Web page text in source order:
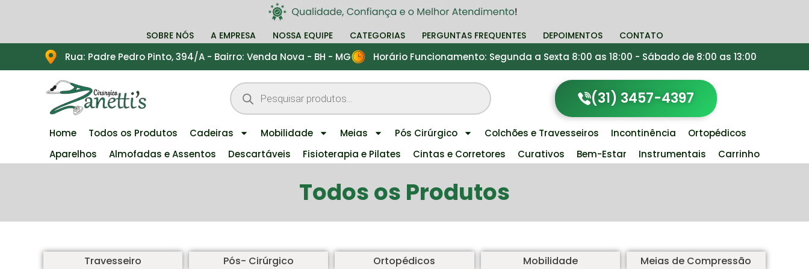
SOBRE NÓS A EMPRESA NOSSA EQUIPE CATEGORIAS PERGUNTAS FREQUENTES DEPOIMENTOS CONTATO
Rua: Padre Pedro Pinto, 394/A - Bairro: Venda Nova - BH - MG Horário Funcionamento: Segunda a Sexta 8:00 as 18:00 - Sábado de 8:00 as 13:00
(31) 3457-4397
Home Todos os Produtos Cadeiras Mobilidade Meias Pós Cirúrgico Colchões e Travesseiros Incontinência
Ortopédicos
Aparelhos
Almofadas e Assentos Descartáveis Fisioterapia e Pilates Cintas e Corretores Curativos Bem-Estar Instrumentais Carrinho
Todos os Produtos
Travesseiro Pós- Cirúrgico Ortopédicos Mobilidade Meias de Compressão